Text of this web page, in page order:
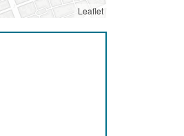
Leaflet